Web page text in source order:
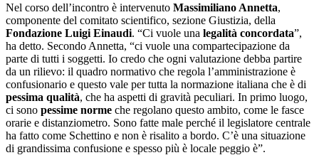
Nel corso dell’incontro è intervenuto Massimiliano Annetta,
componente del comitato scientifico, sezione Giustizia, della
Fondazione Luigi Einaudi. “Ci vuole una legalità concordata”,
ha detto. Secondo Annetta, “ci vuole una compartecipazione da
parte di tutti i soggetti. Io credo che ogni valutazione debba partire
da un rilievo: il quadro normativo che regola l’amministrazione è
confusionario e questo vale per tutta la normazione italiana che è di
pessima qualità, che ha aspetti di gravità peculiari. In primo luogo,
ci sono pessime norme che regolano questo ambito, come le fasce
orarie e distanziometro. Sono fatte male perché il legislatore centrale
ha fatto come Schettino e non è risalito a bordo. C’è una situazione
di grandissima confusione e spesso più è locale peggio è”.